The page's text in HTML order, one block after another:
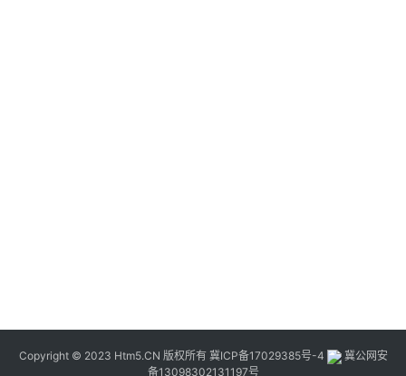
Copyright © 2023 Htm5.CN 版权所有 冀ICP备17029385号-4
冀公网安
备13098302131197号